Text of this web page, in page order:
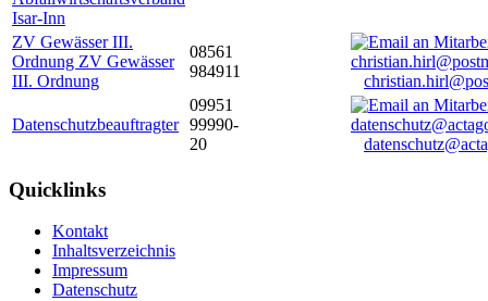
Isar-Inn
ZV Gewässer III.
Ordnung ZV Gewässer
III. Ordnung
08561
984911
Datenschutzbeauftragter
09951
99990-
20
Quicklinks
Kontakt
Inhaltsverzeichnis
Impressum
Datenschutz